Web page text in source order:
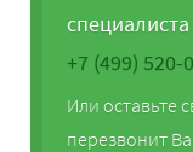
+7 (499) 520-
Или оставьте
перезвонит